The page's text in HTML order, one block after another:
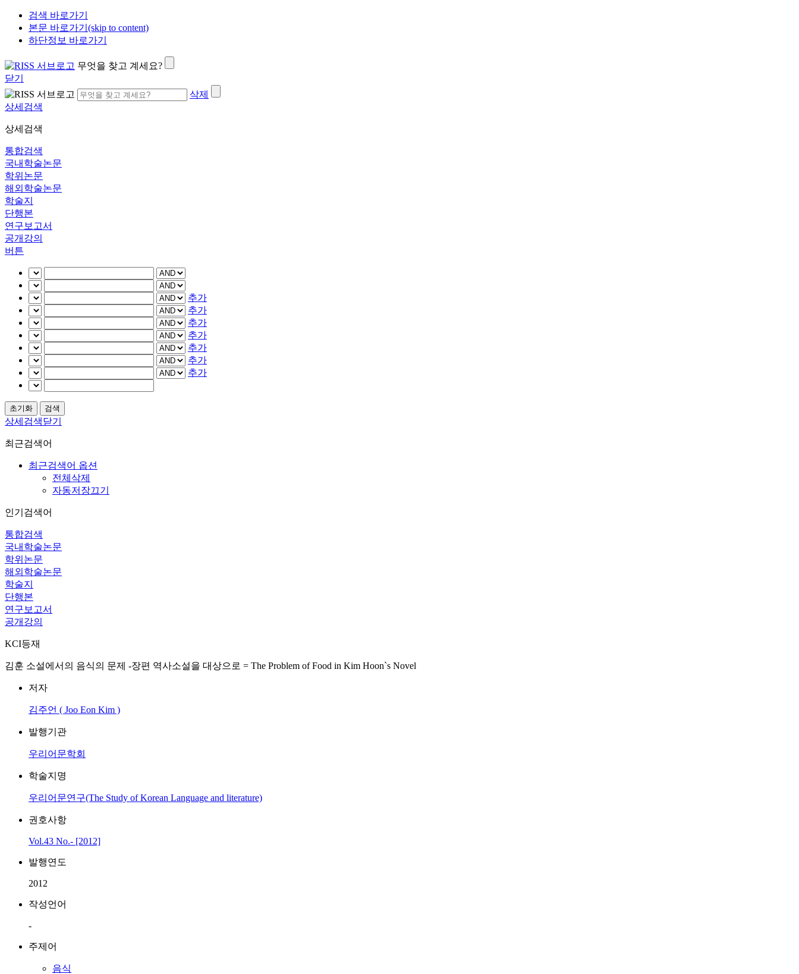
검색 바로가기
본문 바로가기(skip to content)
하단정보 바로가기
무엇을 찾고 계세요?
닫기
삭제
상세검색
상세검색
통합검색
국내학술논문
학위논문
해외학술논문
학술지
단행본
연구보고서
공개강의
버튼
추가
추가
추가
추가
추가
추가
추가
상세검색닫기
최근검색어
최근검색어 옵션
전체삭제
자동저장끄기
인기검색어
통합검색
국내학술논문
학위논문
해외학술논문
학술지
단행본
연구보고서
공개강의
KCI등재
김훈 소설에서의 음식의 문제 -장편 역사소설을 대상으로 = The Problem of Food in Kim Hoon`s Novel
저자
김주언 ( Joo Eon Kim )
발행기관
우리어문학회
학술지명
우리어문연구(The Study of Korean Language and literature)
권호사항
Vol.43 No.- [2012]
발행연도
2012
작성언어
-
주제어
음식